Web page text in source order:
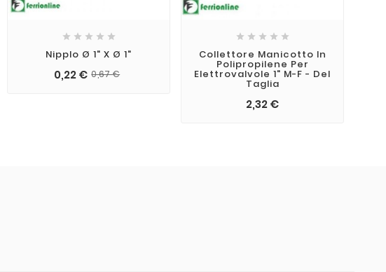
    
Nipplo Ø 1" X Ø 1"
0,22 € 0,67 €
    
Collettore Manicotto In
Polipropilene Per
Elettrovalvole 1" M-F - Del
Taglia
2,32 €